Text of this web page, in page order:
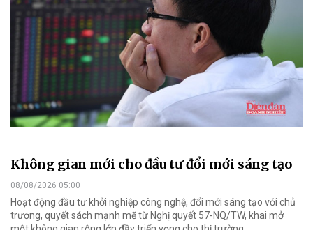
Không gian mới cho đầu tư đổi mới sáng tạo
08/08/2026 05:00
Hoạt động đầu tư khởi nghiệp công nghệ, đổi mới sáng tạo với chủ
trương, quyết sách mạnh mẽ từ Nghị quyết 57-NQ/TW, khai mở